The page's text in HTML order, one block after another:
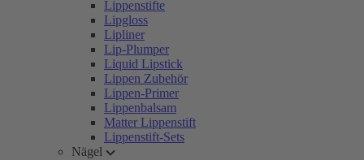
Lippenstifte
Lipgloss
Lipliner
Lip-Plumper
Liquid Lipstick
Lippen Zubehör
Lippen-Primer
Lippenbalsam
Matter Lippenstift
Lippenstift-Sets
Nägel